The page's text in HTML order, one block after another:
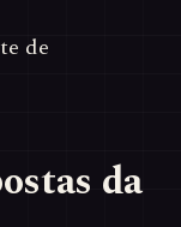
de
da